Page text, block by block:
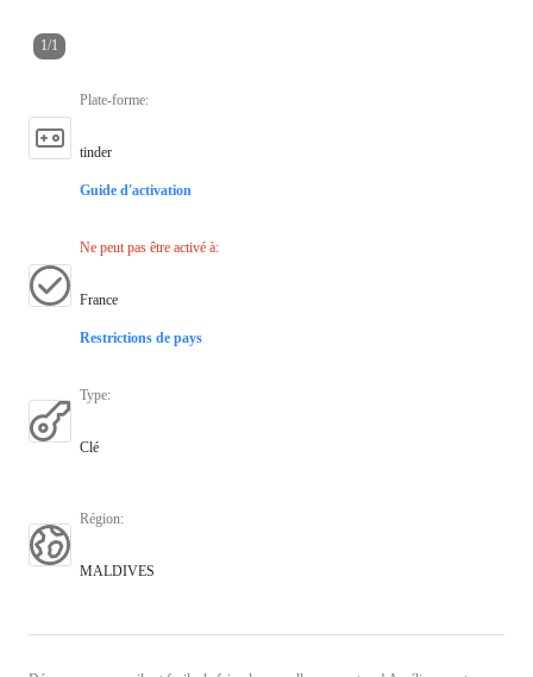
1/1
Plate-forme:
tinder
Guide d'activation
Ne peut pas être activé à:
France
Restrictions de pays
Type:
Clé
Région:
MALDIVES